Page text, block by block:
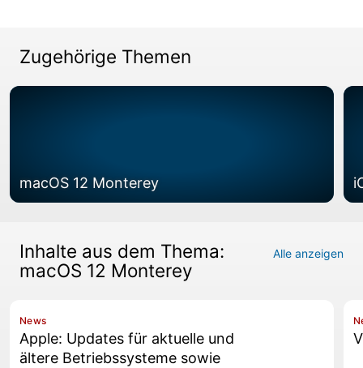
Zugehörige Themen
macOS 12 Monterey
Inhalte aus dem Thema:
macOS 12 Monterey
Alle anzeigen
News
Apple: Updates für aktuelle und
ältere Betriebssysteme sowie